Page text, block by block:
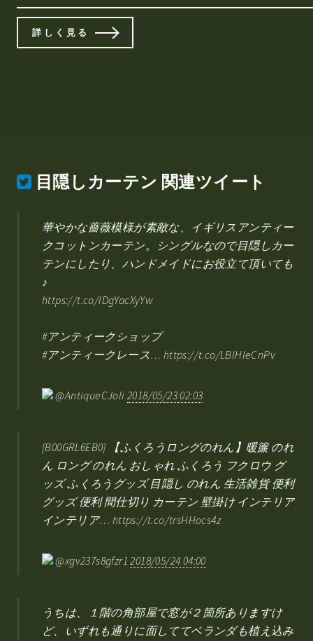
詳しく見る
目隠しカーテン 関連ツイート
華やかな薔薇模様が素敵な、イギリスアンティー
クコットンカーテン。シングルなので目隠しカー
テンにしたり、ハンドメイドにお役立て頂いても
♪
https://t.co/IDgYacXyYw
#アンティークショップ
#アンティークレース… https://t.co/LBlHIeCnPv
@AntiqueCJoli2018/05/23 02:03
[B00GRL6EB0] 【ふくろうロングのれん】暖簾 のれ
ん ロング のれん おしゃれ ふくろう フクロウ グ
ッズ ふくろうグッズ 目隠し のれん 生活雑貨 便利
グッズ 便利 間仕切り カーテン 壁掛け インテリア
インテリア… https://t.co/trsHHocs4z
@xgv237s8gfzr12018/05/24 04:00
うちは、１階の角部屋で窓が２箇所ありますけ
ど、いずれも通りに面しててベランダも植え込み